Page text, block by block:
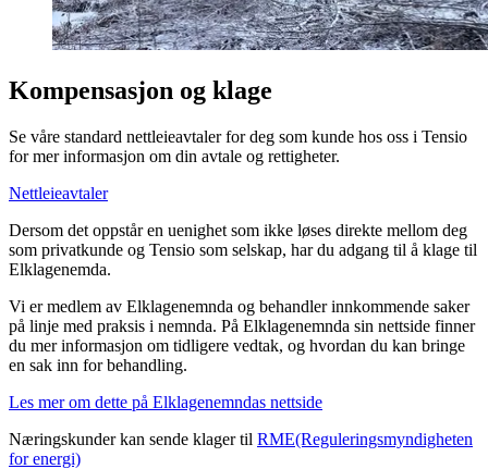
Kompensasjon og klage
Se våre standard nettleieavtaler for deg som kunde hos oss i Tensio
for mer informasjon om din avtale og rettigheter.
Nettleieavtaler
Dersom det oppstår en uenighet som ikke løses direkte mellom deg
som privatkunde og Tensio som selskap, har du adgang til å klage til
Elklagenemda.
Vi er medlem av Elklagenemnda og behandler innkommende saker
på linje med praksis i nemnda. På Elklagenemnda sin nettside finner
du mer informasjon om tidligere vedtak, og hvordan du kan bringe
en sak inn for behandling.
Les mer om dette på Elklagenemndas nettside
Næringskunder kan sende klager til RME(Reguleringsmyndigheten
for energi)